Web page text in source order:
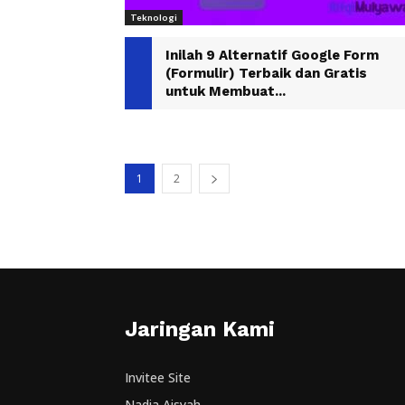
Teknologi
Inilah 9 Alternatif Google Form
(Formulir) Terbaik dan Gratis
untuk Membuat...
1 2
Jaringan Kami
Invitee Site